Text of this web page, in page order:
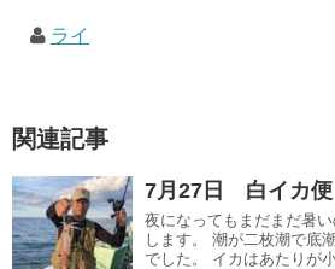
ライ
関連記事
7月27日 白イカ便
夜になってもまだまだ暑
します。 潮が二枚潮で底
でした。 イカはあたりが